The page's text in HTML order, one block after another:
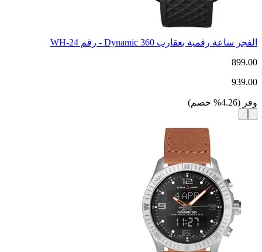
الفجر ساعة رقمية بعقارب Dynamic 360 - رقم WH-24
899.00
939.00
وفر (
4.26
% خصم)